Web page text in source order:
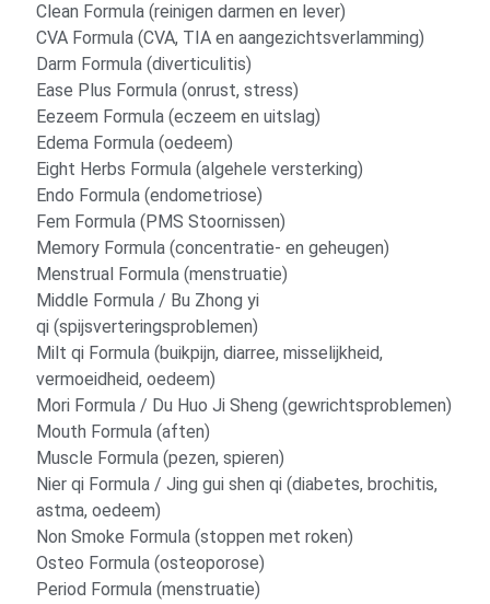
Clean Formula (reinigen darmen en lever)
CVA Formula (CVA, TIA en aangezichtsverlamming)
Darm Formula (diverticulitis)
Ease Plus Formula (onrust, stress)
Eezeem Formula (eczeem en uitslag)
Edema Formula (oedeem)
Eight Herbs Formula (algehele versterking)
Endo Formula (endometriose)
Fem Formula (PMS Stoornissen)
Memory Formula (concentratie- en geheugen)
Menstrual Formula (menstruatie)
Middle Formula / Bu Zhong yi
qi (spijsverteringsproblemen)
Milt qi Formula (buikpijn, diarree, misselijkheid,
vermoeidheid, oedeem)
Mori Formula / Du Huo Ji Sheng (gewrichtsproblemen)
Mouth Formula (aften)
Muscle Formula (pezen, spieren)
Nier qi Formula / Jing gui shen qi (diabetes, brochitis,
astma, oedeem)
Non Smoke Formula (stoppen met roken)
Osteo Formula (osteoporose)
Period Formula (menstruatie)